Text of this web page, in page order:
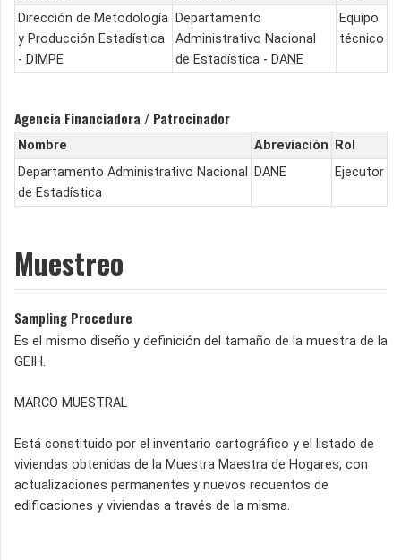
Dirección de Metodología
y Producción Estadística
- DIMPE
Departamento
Administrativo Nacional
de Estadística - DANE
Equipo
técnico
Agencia Financiadora / Patrocinador
Nombre Abreviación
Rol
Departamento Administrativo Nacional
de Estadística
DANE Ejecutor
Muestreo
Sampling Procedure
Es el mismo diseño y definición del tamaño de la muestra de la
GEIH.
MARCO MUESTRAL
Está constituido por el inventario cartográfico y el listado de
viviendas obtenidas de la Muestra Maestra de Hogares, con
actualizaciones permanentes y nuevos recuentos de
edificaciones y viviendas a través de la misma.